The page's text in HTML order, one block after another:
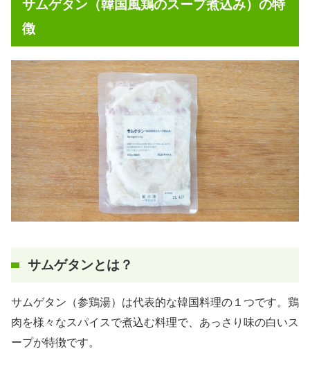
サムゲタン（韓国風鶏のスープ煮込み）の特
徴
サムゲタンとは？
サムゲタン（参鶏湯）は代表的な韓国料理の１つです。鶏
肉を様々なスパイスで煮込む料理で、あっさり味の白いス
ープが特徴です。